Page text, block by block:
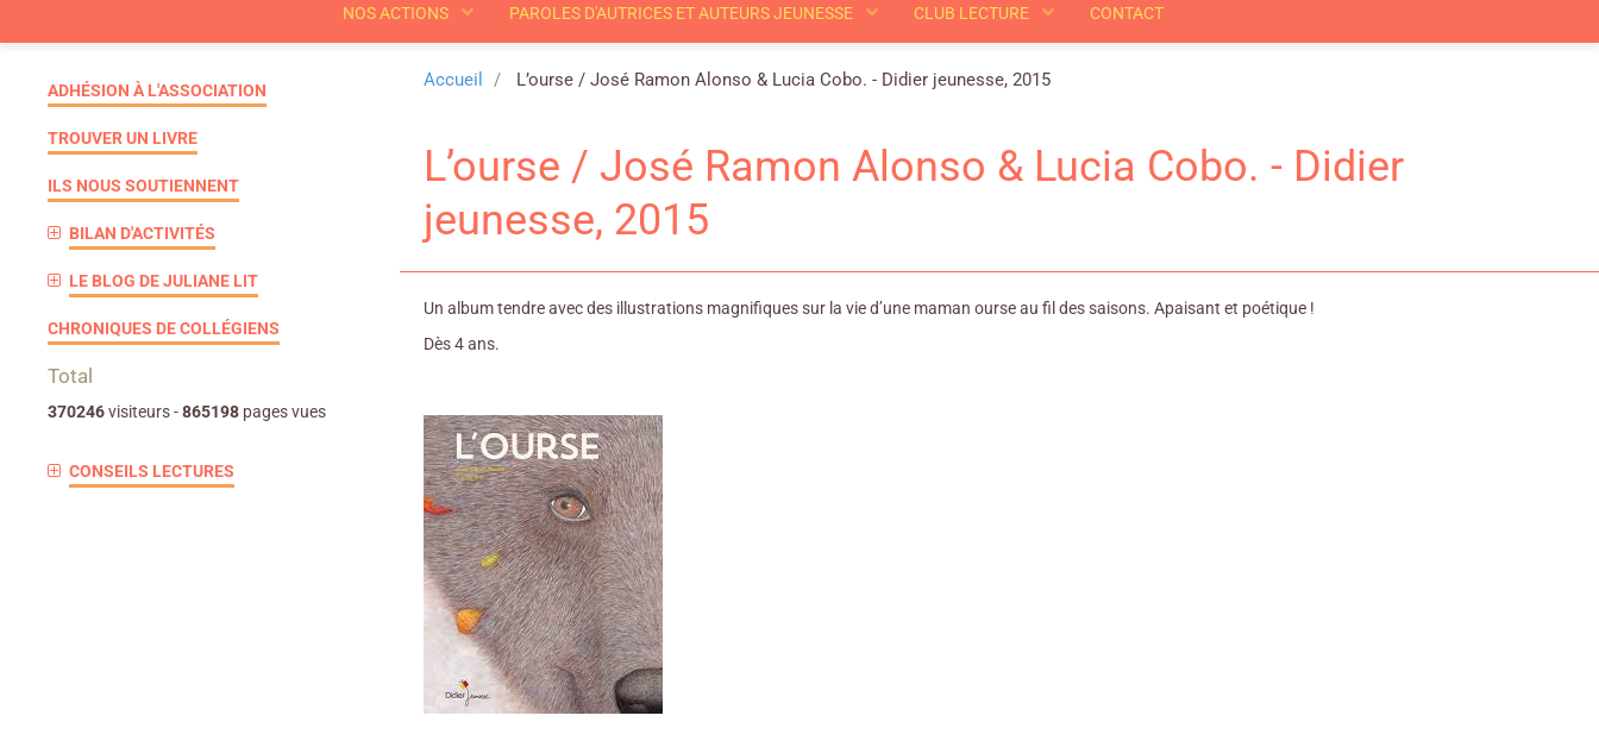
NOS ACTIONS PAROLES D'AUTRICES ET AUTEURS JEUNESSE CLUB LECTURE CONTACT
Accueil L’ourse / José Ramon Alonso & Lucia Cobo. - Didier jeunesse, 2015
L’ourse / José Ramon Alonso & Lucia Cobo. - Didier
jeunesse, 2015
Un album tendre avec des illustrations magnifiques sur la vie d’une maman ourse au fil des saisons. Apaisant et poétique !
Dès 4 ans.
ADHÉSION À L'ASSOCIATION
TROUVER UN LIVRE
ILS NOUS SOUTIENNENT
BILAN D'ACTIVITÉS
LE BLOG DE JULIANE LIT
CHRONIQUES DE COLLÉGIENS
Total
370246visiteurs -865198 pages vues
CONSEILS LECTURES